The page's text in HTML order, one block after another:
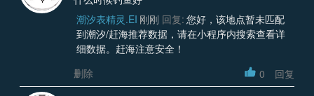
潮汐表精灵.EI 刚刚 回复: 您好，该地点暂未匹配
到潮汐/赶海推荐数据，请在小程序内搜索查看详
细数据。赶海注意安全！
删除
0 回复